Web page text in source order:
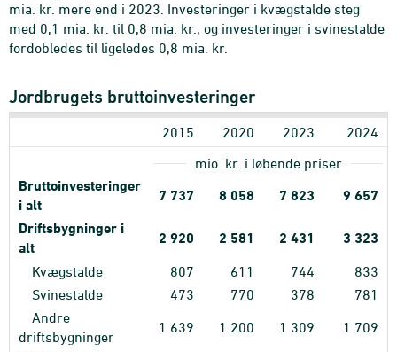
mia. kr. mere end i 2023. Investeringer i kvægstalde steg
med 0,1 mia. kr. til 0,8 mia. kr., og investeringer i svinestalde
fordobledes til ligeledes 0,8 mia. kr.
Jordbrugets bruttoinvesteringer
2015 2020 2023
2024
mio. kr. i løbende priser
Bruttoinvesteringer
i alt
7 737 8 058 7 823 9 657
Driftsbygninger i
alt
2 920 2 581 2 431 3 323
Kvægstalde 807 611 744
833
Svinestalde
473 770 378
781
Andre
driftsbygninger
1 639 1 200 1 309 1 709